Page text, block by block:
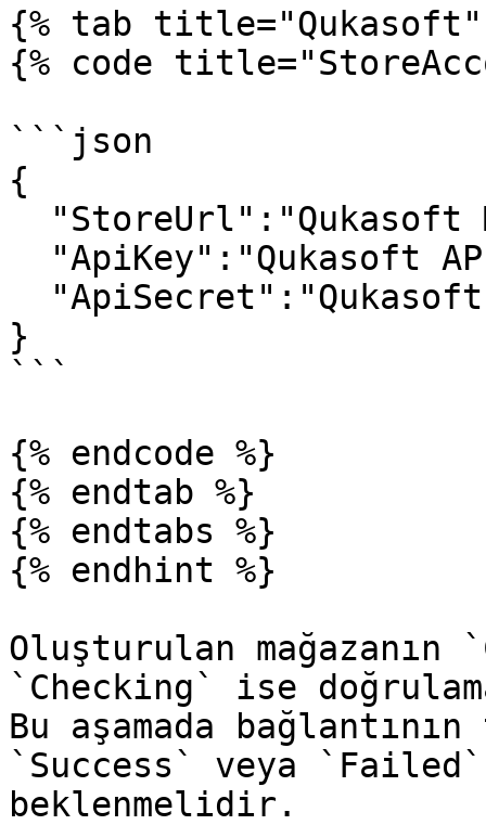
{% tab title="Qukasoft"
{% code
```json
{
}
```
{% endcode %}
{% endtab %}
{% endtabs %}
{% endhint %}
Oluşturulan mağazanın
`Checking` ise
Bu aşamada
`Success` veya
beklenmelidir.